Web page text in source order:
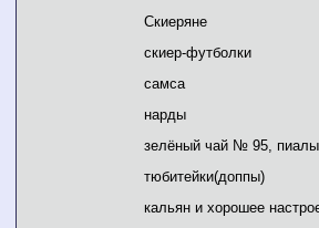
Скиеряне
скиер-футболки
самса
нарды
зелёный чай № 95, пиалы
тюбитейки(доппы)
кальян и хорошее